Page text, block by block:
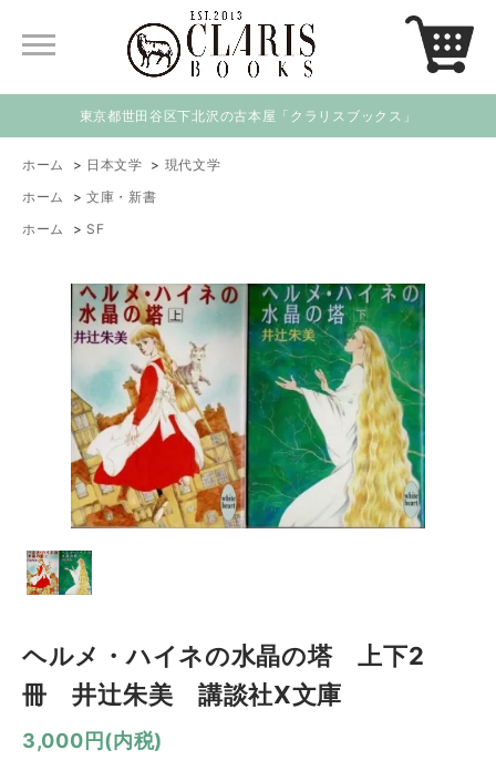
東京都世田谷区下北沢の古本屋「クラリスブックス」
ホーム > 日本文学 > 現代文学
ホーム
> 文庫・新書
ホーム
> SF
ヘルメ・ハイネの水晶の塔 上下2
冊 井辻朱美 講談社X文庫
3,000円(内税)